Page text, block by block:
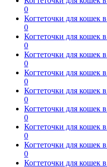
0
Когтеточки для кошек
0
Когтеточки для кошек
0
Когтеточки для кошек
0
Когтеточки для кошек
0
Когтеточки для кошек
0
Когтеточки для кошек
0
Когтеточки для кошек
0
Когтеточки для кошек
0
Когтеточки для кошек